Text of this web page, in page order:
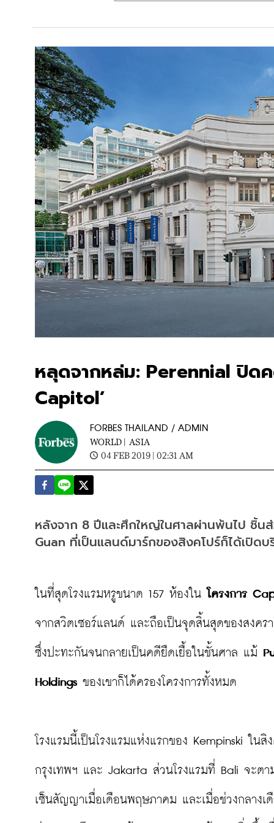
หลุดจากหล่ม: Perennial ปิด
Capitol’
FORBES THAILAND / ADMIN
WORLD | ASIA
04 FEB 2019 | 02:31 AM
หลังจาก 8 ปีและศึกใหญ่ในศาลผ่านพ้นไป ชิ้น
Guan ที่เป็นแลนด์มาร์กของสิงคโปร์ก็ได้เปิดบ
ในที่สุดโรงแรมหรูขนาด 157 ห้องใน โครงการ
จากสวิตเซอร์แลนด์ และถือเป็นจุดสิ้นสุดของสงคร
ซึ่งปะทะกันจนกลายเป็นคดียืดเยื้อในชั้นศาล แม้
Holdings ของเขาก็ได้ครองโครงการทั้งหมด
โรงแรมนี้เป็นโรงแรมแห่งแรกของ Kempinski ใน
กรุงเทพฯ และ Jakarta ส่วนโรงแรมที่ Bali จะต
เซ็นสัญญาเมื่อเดือนพฤษภาคม และเมื่อช่วงกลาง